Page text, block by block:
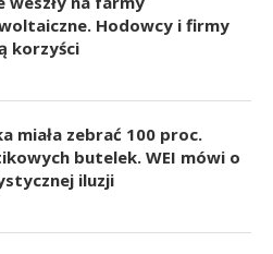
Hodowcy i firmy
korzyści
miała zebrać 100 proc.
butelek. WEI mówi o
iluzji